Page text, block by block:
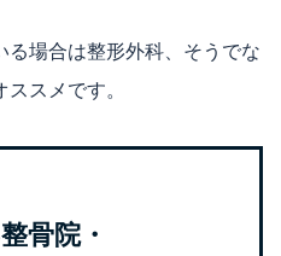
る場合は整形外科、そうでな
スメです。
骨院・